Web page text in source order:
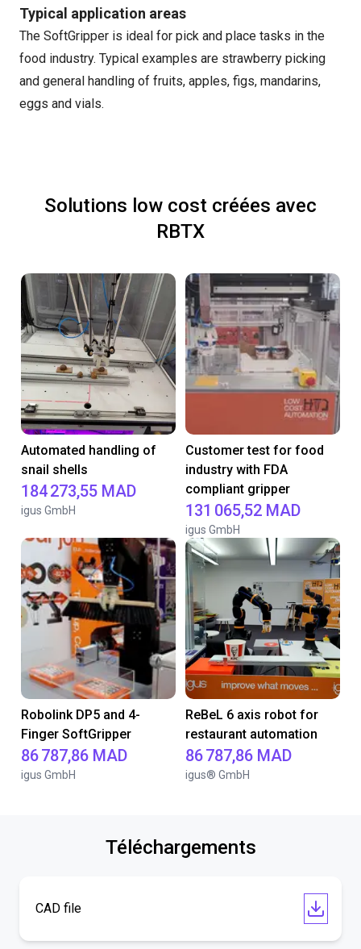
Typical application areas
The SoftGripper is ideal for pick and place tasks in the
food industry. Typical examples are strawberry picking
and general handling of fruits, apples, figs, mandarins,
eggs and vials.
Solutions low cost créées avec
RBTX
Automated handling of
snail shells
184 273,55 MAD
igus GmbH
Customer test for food
industry with FDA
compliant gripper
131 065,52 MAD
igus GmbH
Robolink DP5 and 4-
Finger SoftGripper
86 787,86 MAD
igus GmbH
ReBeL 6 axis robot for
restaurant automation
86 787,86 MAD
igus® GmbH
Téléchargements
CAD file